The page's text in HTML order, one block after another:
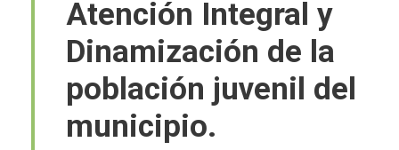
Atención Integral y
Dinamización de la
población juvenil del
municipio.